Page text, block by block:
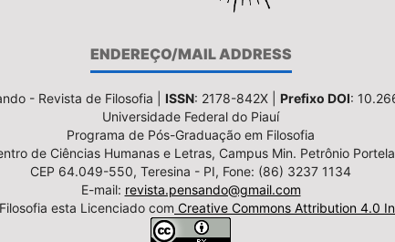
ENDEREÇO/MAIL ADDRESS
- Revista de Filosofia | ISSN: 2178-842X | Prefixo DOI:
Universidade Federal do Piauí
Programa de Pós-Graduação em Filosofia
de Ciências Humanas e Letras, Campus Min. Petrônio Portela
CEP 64.049-550, Teresina - PI, Fone: (86) 3237 1134
E-mail: revista.pensando@gmail.com
esta Licenciado com Creative Commons Attribution 4.0